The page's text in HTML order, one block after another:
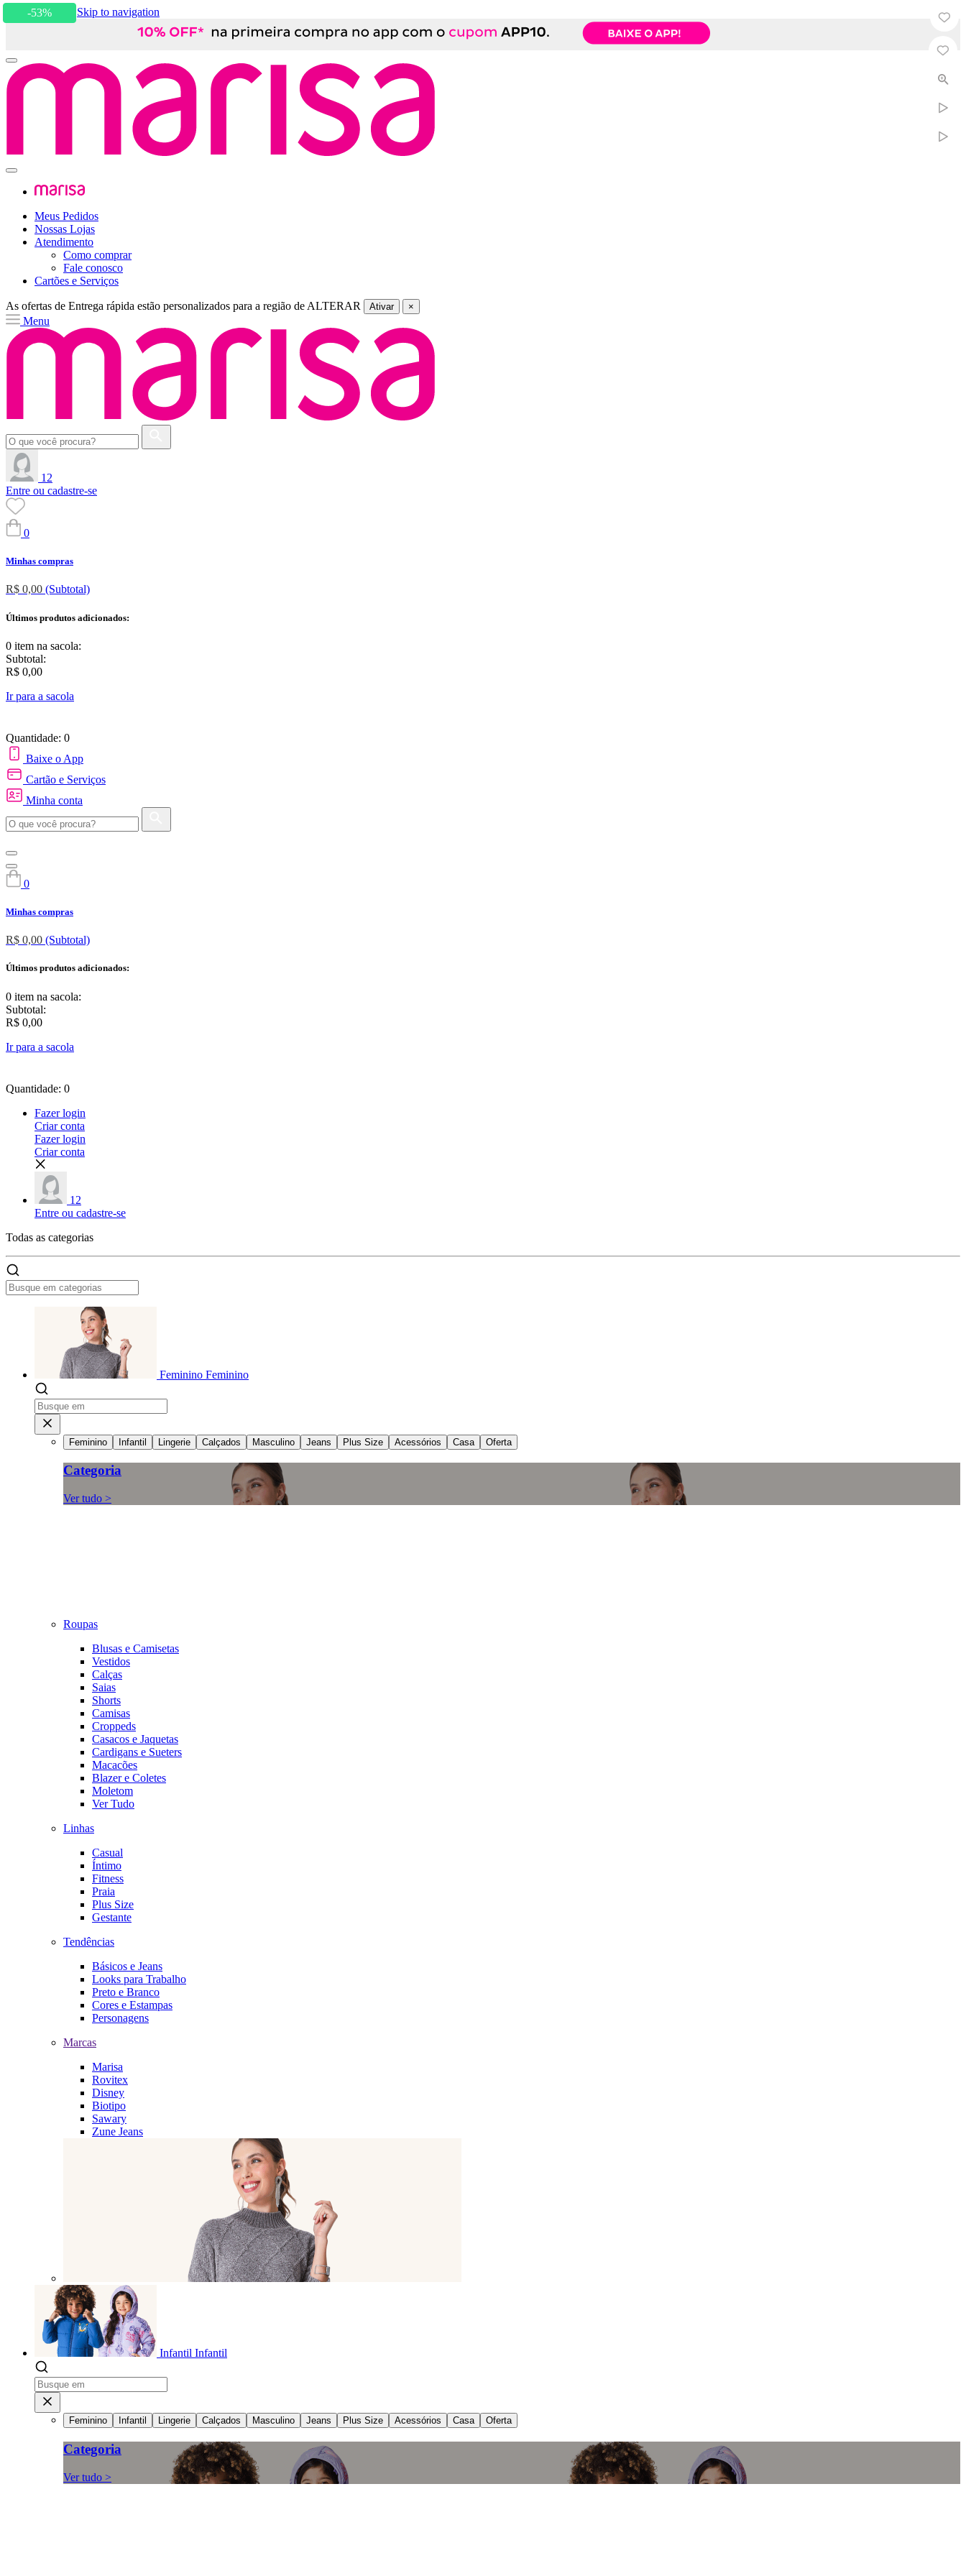
Skip to content Skip to navigation
Meus Pedidos
Nossas Lojas
Atendimento
Como comprar
Fale conosco
Cartões e Serviços
As ofertas de Entrega rápida estão personalizados para a região de ALTERAR Ativar ×
Menu
12
Entre ou cadastre-se
0
Minhas compras
R$ 0,00 (Subtotal)
Últimos produtos adicionados:
0 item na sacola:
Subtotal:
R$ 0,00
Ir para a sacola
Quantidade: 0
Baixe o App
Cartão e Serviços
Minha conta
0
Minhas compras
R$ 0,00 (Subtotal)
Últimos produtos adicionados:
0 item na sacola:
Subtotal:
R$ 0,00
Ir para a sacola
Quantidade: 0
Fazer login
Criar conta
Fazer login
Criar conta
12
Entre ou cadastre-se
Todas as categorias
Feminino Feminino
Feminino Infantil Lingerie Calçados Masculino Jeans Plus Size Acessórios Casa Oferta
Categoria
Ver tudo >
Roupas
Blusas e Camisetas
Vestidos
Calças
Saias
Shorts
Camisas
Croppeds
Casacos e Jaquetas
Cardigans e Sueters
Macacões
Blazer e Coletes
Moletom
Ver Tudo
Linhas
Casual
Íntimo
Fitness
Praia
Plus Size
Gestante
Tendências
Básicos e Jeans
Looks para Trabalho
Preto e Branco
Cores e Estampas
Personagens
Marcas
Marisa
Rovitex
Disney
Biotipo
Sawary
Zune Jeans
Infantil Infantil
Feminino Infantil Lingerie Calçados Masculino Jeans Plus Size Acessórios Casa Oferta
Categoria
Ver tudo >
-53%